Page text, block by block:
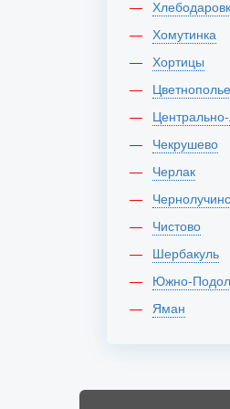
Хомутинка
Хортицы
Цветнополье
Чекрушево
Черлак
Чистово
Шербакуль
Южно-
Яман